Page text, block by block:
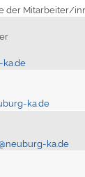
der Mitarbeiter/
ka.de
ka.de
ka.de